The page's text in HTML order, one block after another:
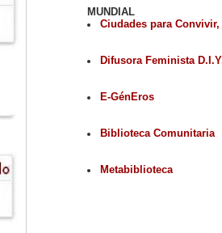
MUNDIAL
Ciudades para
Difusora Feminista
E-GénEros
Biblioteca Comunitaria
Metabiblioteca